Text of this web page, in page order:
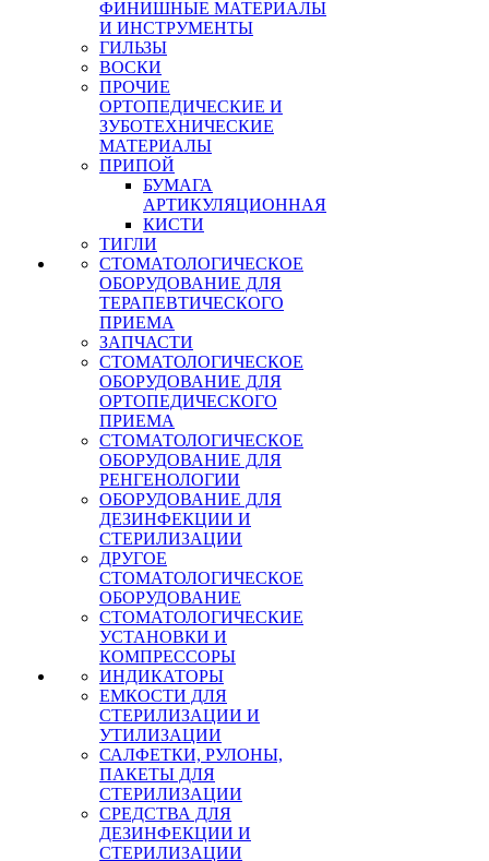
ФИНИШНЫЕ МАТЕРИАЛЫ
И ИНСТРУМЕНТЫ
ГИЛЬЗЫ
ВОСКИ
ПРОЧИЕ
ОРТОПЕДИЧЕСКИЕ И
ЗУБОТЕХНИЧЕСКИЕ
МАТЕРИАЛЫ
ПРИПОЙ
БУМАГА
АРТИКУЛЯЦИОННАЯ
КИСТИ
ТИГЛИ
СТОМАТОЛОГИЧЕСКОЕ
ОБОРУДОВАНИЕ ДЛЯ
ТЕРАПЕВТИЧЕСКОГО
ПРИЕМА
ЗАПЧАСТИ
СТОМАТОЛОГИЧЕСКОЕ
ОБОРУДОВАНИЕ ДЛЯ
ОРТОПЕДИЧЕСКОГО
ПРИЕМА
СТОМАТОЛОГИЧЕСКОЕ
ОБОРУДОВАНИЕ ДЛЯ
РЕНГЕНОЛОГИИ
ОБОРУДОВАНИЕ ДЛЯ
ДЕЗИНФЕКЦИИ И
СТЕРИЛИЗАЦИИ
ДРУГОЕ
СТОМАТОЛОГИЧЕСКОЕ
ОБОРУДОВАНИЕ
СТОМАТОЛОГИЧЕСКИЕ
УСТАНОВКИ И
КОМПРЕССОРЫ
ИНДИКАТОРЫ
ЕМКОСТИ ДЛЯ
СТЕРИЛИЗАЦИИ И
УТИЛИЗАЦИИ
САЛФЕТКИ, РУЛОНЫ,
ПАКЕТЫ ДЛЯ
СТЕРИЛИЗАЦИИ
СРЕДСТВА ДЛЯ
ДЕЗИНФЕКЦИИ И
СТЕРИЛИЗАЦИИ